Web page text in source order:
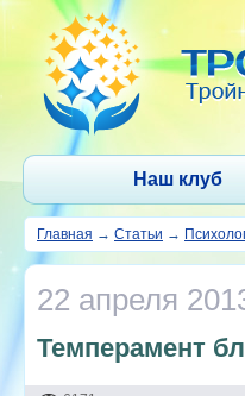
Наш клуб
Главная → Статьи →
22 апреля
Темперамент